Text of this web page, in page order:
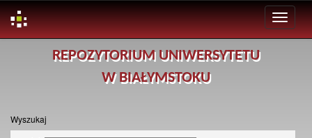
REPOZYTORIUM UNIWERSYTETU
W BIAŁYMSTOKU
Wyszukaj